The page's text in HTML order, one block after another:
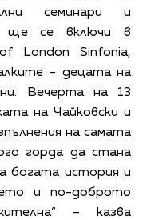
семинари и
ще се включи в
London Sinfonia,
– децата на
Вечерта на 13
на Чайковски и
на самата
горда да стана
богата история и
и по-доброто
– казва